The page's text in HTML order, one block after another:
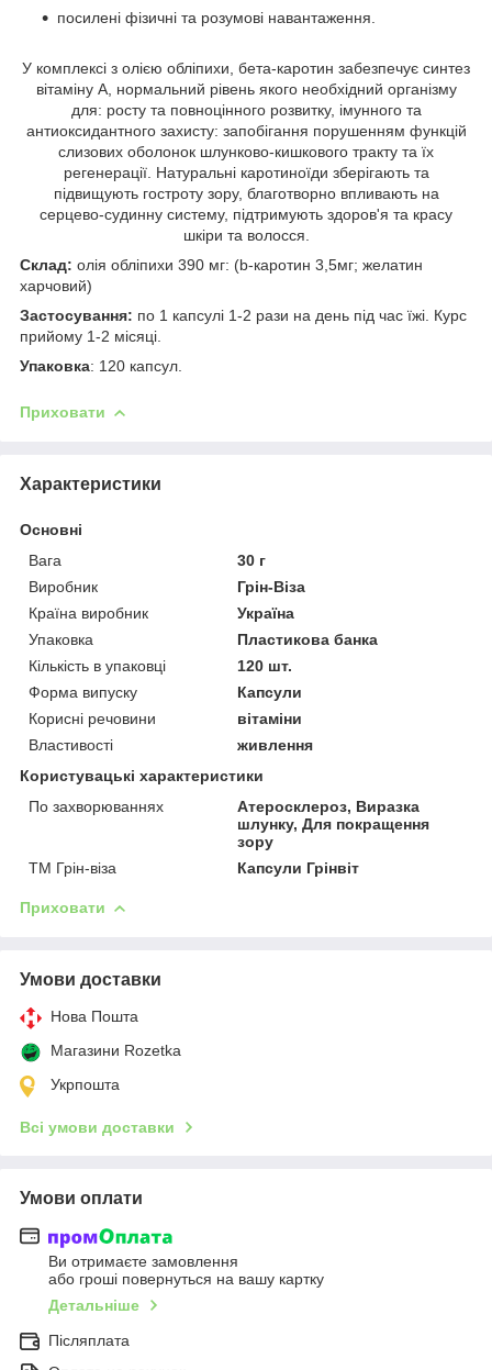
посилені фізичні та розумові навантаження.
У комплексі з олією обліпихи, бета-каротин забезпечує синтез
вітаміну А, нормальний рівень якого необхідний організму
для: росту та повноцінного розвитку, імунного та
антиоксидантного захисту: запобігання порушенням функцій
слизових оболонок шлунково-кишкового тракту та їх
регенерації. Натуральні каротиноїди зберігають та
підвищують гостроту зору, благотворно впливають на
серцево-судинну систему, підтримують здоров'я та красу
шкіри та волосся.
Склад: олія обліпихи 390 мг: (b-каротин 3,5мг; желатин
харчовий)
Застосування: по 1 капсулі 1-2 рази на день під час їжі. Курс
прийому 1-2 місяці.
Упаковка: 120 капсул.
Приховати
Характеристики
Основні
Вага
30 г
Виробник
Грін-Віза
Країна виробник
Україна
Упаковка
Пластикова банка
Кількість в упаковці
120 шт.
Форма випуску
Капсули
Корисні речовини
вітаміни
Властивості
живлення
Користувацькі характеристики
По захворюваннях
Атеросклероз, Виразка
шлунку, Для покращення
зору
ТМ Грін-віза
Капсули Грінвіт
Приховати
Умови доставки
Нова Пошта
Магазини Rozetka
Укрпошта
Всі умови доставки
Умови оплати
Ви отримаєте замовлення
або гроші повернуться на вашу картку
Детальніше
Післяплата